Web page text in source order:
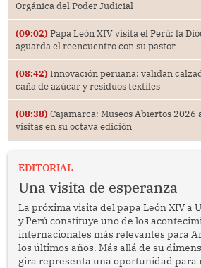
Orgánica del Poder Judicial
(09:02) Papa León XIV visita el Perú: la
aguarda el reencuentro con su pastor
(08:42) Innovación peruana: validan
caña de azúcar y residuos textiles
(08:38) Cajamarca: Museos Abiertos 2026
visitas en su octava edición
EDITORIAL
Una visita de esperanza
La próxima visita del papa León XIV a
y Perú constituye uno de los
internacionales más relevantes para
los últimos años. Más allá de su
gira representa una oportunidad para